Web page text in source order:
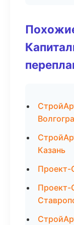
Казань
Проект-
Проект-